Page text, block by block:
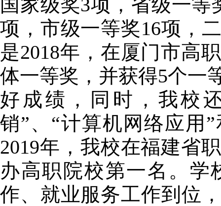
国家级奖3项，省级一等
项，市级一等奖16项，
是2018年，在厦门市高
体一等奖，并获得5个一
好成绩，同时，我校
销”、“计算机网络应用
2019年，我校在福建省
办高职院校第一名。学
作、就业服务工作到位